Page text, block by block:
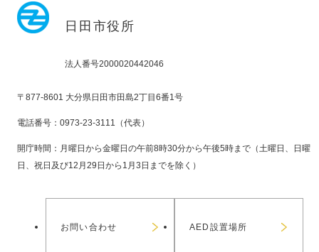
日田市役所
法人番号2000020442046
〒877-8601 大分県日田市田島2丁目6番1号
電話番号：0973-23-3111（代表）
開庁時間：月曜日から金曜日の午前8時30分から午後5時まで（土曜日、日曜
日、祝日及び12月29日から1月3日までを除く）
お問い合わせ AED設置場所